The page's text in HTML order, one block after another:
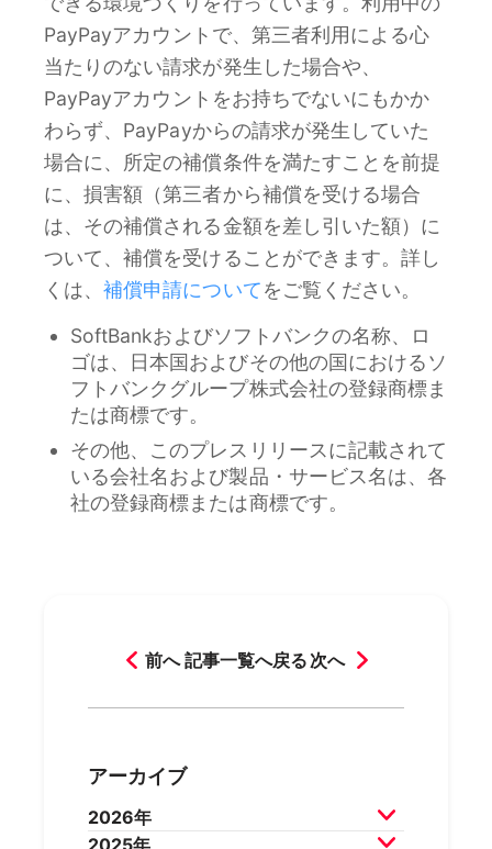
PayPayアカウントで、第三者利用による心
当たりのない請求が発生した場合や、
PayPayアカウントをお持ちでないにもかか
わらず、PayPayからの請求が発生していた
場合に、所定の補償条件を満たすことを前提
に、損害額（第三者から補償を受ける場合
は、その補償される金額を差し引いた額）に
ついて、補償を受けることができます。詳し
くは、補償申請についてをご覧ください。
SoftBankおよびソフトバンクの名称、ロ
ゴは、日本国およびその他の国におけるソ
フトバンクグループ株式会社の登録商標ま
たは商標です。
その他、このプレスリリースに記載されて
いる会社名および製品・サービス名は、各
社の登録商標または商標です。
前へ 記事一覧へ戻る 次へ
アーカイブ
2026年